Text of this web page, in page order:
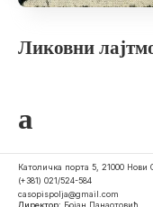
Ликовни
a
Католичка порта 5, 21000 Нови
(+381) 021/524-584
casopispolja@gmail.com
Директор: Бојан Панаотовић